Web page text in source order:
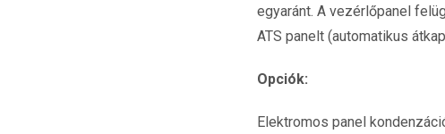
egyaránt. A vezérlőpanel
ATS panelt (automatikus
Opciók:
Elektromos panel